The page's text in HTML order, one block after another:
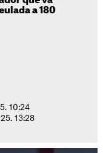
a 180
10:24
13:28